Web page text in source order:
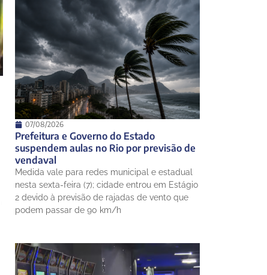
13 de agosto
Quinta-Feira 28° 19°
14 de agosto
Sexta-Feira 28° 22°
07/08/2026
Prefeitura e Governo do Estado
suspendem aulas no Rio por previsão de
vendaval
Medida vale para redes municipal e estadual
nesta sexta-feira (7); cidade entrou em Estágio
2 devido à previsão de rajadas de vento que
podem passar de 90 km/h